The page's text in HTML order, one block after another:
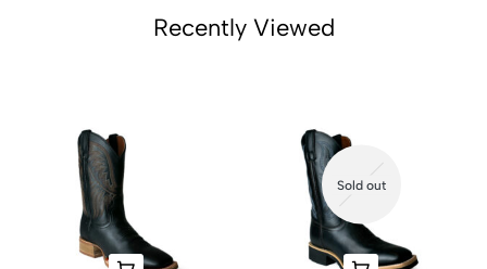
Recently Viewed
Sold out